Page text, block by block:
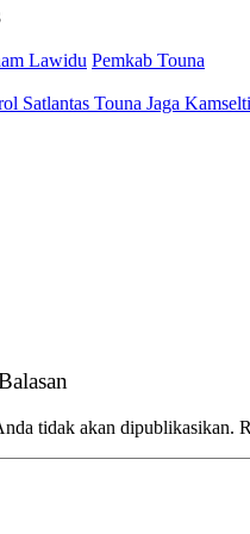
Lawidu Pemkab Touna
Satlantas Touna Jaga
tidak akan dipublikasikan.